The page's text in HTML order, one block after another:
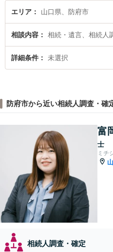
エリア 山口県、防府市
相談内容 相続・遺言、相続人
詳細条件 未選択
防府市から近い相続人調査・確
富
士
ミチ
相続人調査・確定